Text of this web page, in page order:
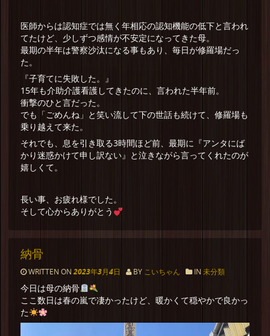
医師からは認知症では無く年相応の認知機能の低下と言われ
てたけど、少しずつ感情が不安定になってきた母。
最期の半年は警察沙汰になる事もあり、毎日が修羅場だっ
た。
『子育てに失敗した。』
15年も介助介護看護してきたのに、言われた半年前。
衝撃のひと言だった。
でも「ごめんね」と笑い流して下の世話も続けて、修羅場も
乗り越えて来た。
それでも、息を引き取る3時間ほど前、最期に『アンタにば
かり迷惑かけて申し訳ない』と泣きながら言ってくれたのが
嬉しくて。
長い事、お疲れ様でした。
そして心からありがとう
納骨
WRITTEN ON 2023年3月4日 BY こいちゃん IN 未分類
今日は母の納骨
ここ数日は春の嵐で凄かったけど、暖かくて穏やかで良かっ
た